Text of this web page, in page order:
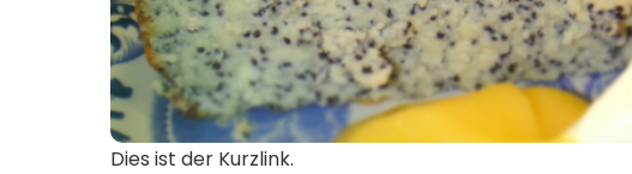
Dies ist der Kurzlink.